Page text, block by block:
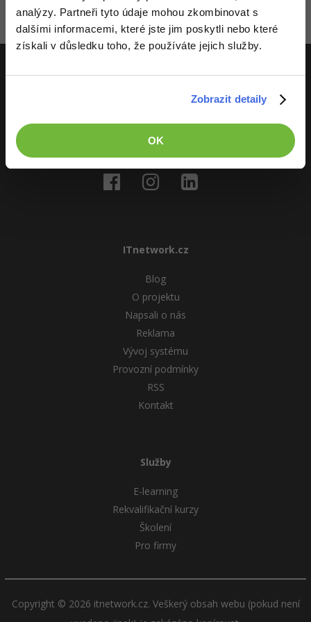
analýzy. Partneři tyto údaje mohou zkombinovat s
dalšími informacemi, které jste jim poskytli nebo které
získali v důsledku toho, že používáte jejich služby.
Zobrazit detaily
OK
Copywriter
Algoritmy -41%
Více
Fórum
Time management
Sítě
Kybernetická bezpečnost
Elektronický podpis
Ostatní
Zatím nikdo nevložil komentář - buď první!
Učíme národ IT
ITnetwork.cz
Blog
O projektu
Napsali o nás
Reklama
Vývoj systému
Provozní podmínky
RSS
Kontakt
Služby
E-learning
Rekvalifikační kurzy
Školení
Pro firmy
Copyright © 2026 itnetwork.cz. Veškerý obsah webu (pokud není